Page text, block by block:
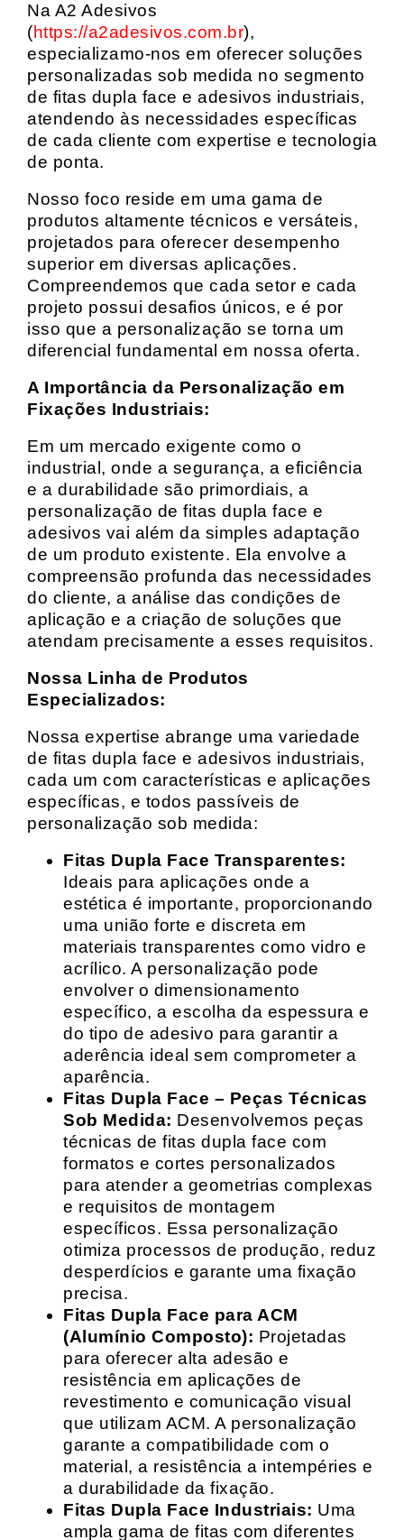
Na A2 Adesivos
(https://a2adesivos.com.br),
especializamo-nos em oferecer soluções
personalizadas sob medida no segmento
de fitas dupla face e adesivos industriais,
atendendo às necessidades específicas
de cada cliente com expertise e tecnologia
de ponta.
Nosso foco reside em uma gama de
produtos altamente técnicos e versáteis,
projetados para oferecer desempenho
superior em diversas aplicações.
Compreendemos que cada setor e cada
projeto possui desafios únicos, e é por
isso que a personalização se torna um
diferencial fundamental em nossa oferta.
A Importância da Personalização em
Fixações Industriais:
Em um mercado exigente como o
industrial, onde a segurança, a eficiência
e a durabilidade são primordiais, a
personalização de fitas dupla face e
adesivos vai além da simples adaptação
de um produto existente. Ela envolve a
compreensão profunda das necessidades
do cliente, a análise das condições de
aplicação e a criação de soluções que
atendam precisamente a esses requisitos.
Nossa Linha de Produtos
Especializados:
Nossa expertise abrange uma variedade
de fitas dupla face e adesivos industriais,
cada um com características e aplicações
específicas, e todos passíveis de
personalização sob medida:
Fitas Dupla Face Transparentes:
Ideais para aplicações onde a
estética é importante, proporcionando
uma união forte e discreta em
materiais transparentes como vidro e
acrílico. A personalização pode
envolver o dimensionamento
específico, a escolha da espessura e
do tipo de adesivo para garantir a
aderência ideal sem comprometer a
aparência.
Fitas Dupla Face – Peças Técnicas
Sob Medida: Desenvolvemos peças
técnicas de fitas dupla face com
formatos e cortes personalizados
para atender a geometrias complexas
e requisitos de montagem
específicos. Essa personalização
otimiza processos de produção, reduz
desperdícios e garante uma fixação
precisa.
Fitas Dupla Face para ACM
(Alumínio Composto): Projetadas
para oferecer alta adesão e
resistência em aplicações de
revestimento e comunicação visual
que utilizam ACM. A personalização
garante a compatibilidade com o
material, a resistência a intempéries e
a durabilidade da fixação.
Fitas Dupla Face Industriais: Uma
ampla gama de fitas com diferentes